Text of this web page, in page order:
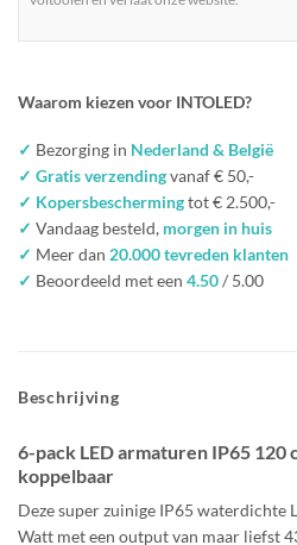
Waarom kiezen voor INTOLED?
✓ Bezorging in Nederland & België
✓ Gratis verzendingvanaf € 50,-
✓ Kopersbeschermingtot € 2.500,-
✓ Vandaag besteld, morgen in huis
✓ Meer dan 20.000 tevreden klanten
✓ Beoordeeld met een 4.50/ 5.00
Beschrijving
6-pack LED armaturen IP65 120
koppelbaar
Deze super zuinige IP65 waterdichte
Watt met een output van maar liefst